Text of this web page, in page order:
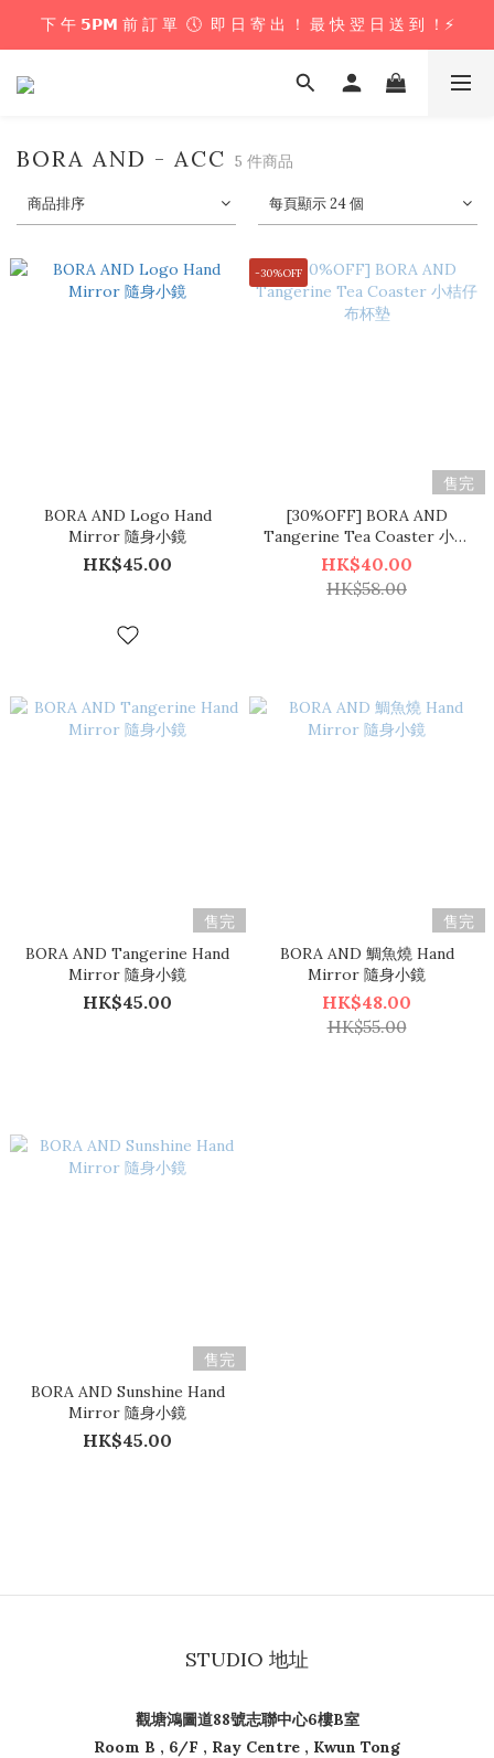
下 午 𝟱𝗣𝗠 前 訂 單  🕔  即 日 寄 出 ！ 最 快 翌 日 送 到 ！⚡️
下 午 𝟱𝗣𝗠 前 訂 單  🕔  即 日 寄 出 ！ 最 快 翌 日 送 到 ！⚡️
📦 購 物 滿 $𝟲𝟬𝟬 即 享 免 運 優 惠 ！ (公仔花束商品除外) 📦
下 午 𝟱𝗣𝗠 前 訂 單  🕔  即 日 寄 出 ！ 最 快 翌 日 送 到 ！⚡️
BORA AND - ACC 5 件商品
商品排序 每頁顯示 24 個
BORA AND Logo Hand
Mirror 隨身小鏡
HK$45.00
-30%OFF
售完
[30%OFF] BORA AND
Tangerine Tea Coaster 小桔
仔布杯墊
HK$40.00
HK$58.00
售完
BORA AND Tangerine Hand
Mirror 隨身小鏡
HK$45.00
售完
BORA AND 鯛魚燒 Hand
Mirror 隨身小鏡
HK$48.00
HK$55.00
售完
BORA AND Sunshine Hand
Mirror 隨身小鏡
HK$45.00
STUDIO 地址
觀塘鴻圖道88號志聯中心6樓B室
Room B , 6/F , Ray Centre , Kwun Tong